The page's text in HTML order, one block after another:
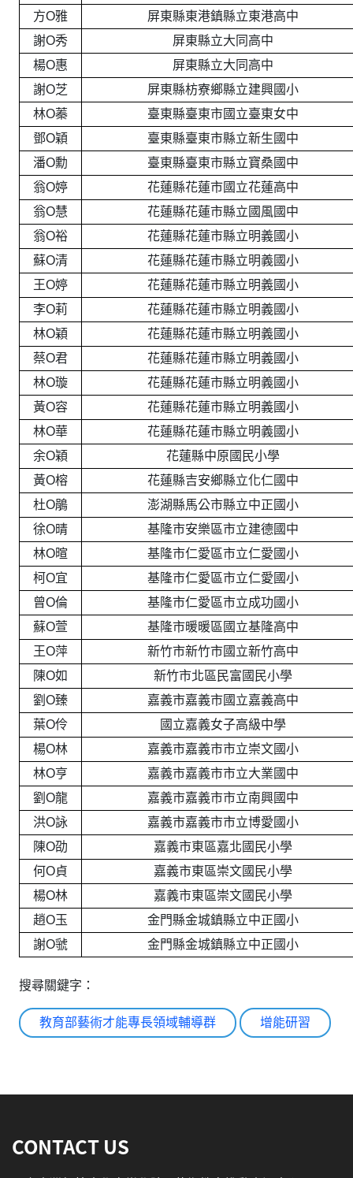
方O雅
屏東縣東港鎮縣立東港高中
謝O秀
屏東縣立大同高中
楊O惠
屏東縣立大同高中
謝O芝
屏東縣枋寮鄉縣立建興國小
林O蓁
臺東縣臺東市國立臺東女中
鄧O穎
臺東縣臺東市縣立新生國中
潘O勳
臺東縣臺東市縣立寶桑國中
翁O婷
花蓮縣花蓮市國立花蓮高中
翁O慧
花蓮縣花蓮市縣立國風國中
翁O裕
花蓮縣花蓮市縣立明義國小
蘇O清
花蓮縣花蓮市縣立明義國小
王O婷
花蓮縣花蓮市縣立明義國小
李O莉
花蓮縣花蓮市縣立明義國小
林O穎
花蓮縣花蓮市縣立明義國小
蔡O君
花蓮縣花蓮市縣立明義國小
林O璇
花蓮縣花蓮市縣立明義國小
黃O容
花蓮縣花蓮市縣立明義國小
林O華
花蓮縣花蓮市縣立明義國小
余O穎
花蓮縣中原國民小學
黃O榕
花蓮縣吉安鄉縣立化仁國中
杜O鵑
澎湖縣馬公市縣立中正國小
徐O晴
基隆市安樂區市立建德國中
林O暄
基隆市仁愛區市立仁愛國小
柯O宜
基隆市仁愛區市立仁愛國小
曾O倫
基隆市仁愛區市立成功國小
蘇O萱
基隆市暖暖區國立基隆高中
王O萍
新竹市新竹市國立新竹高中
陳O如
新竹市北區民富國民小學
劉O臻
嘉義市嘉義市國立嘉義高中
葉O伶
國立嘉義女子高級中學
楊O林
嘉義市嘉義市市立崇文國小
林O亨
嘉義市嘉義市市立大業國中
劉O龍
嘉義市嘉義市市立南興國中
洪O詠
嘉義市嘉義市市立博愛國小
陳O劭
嘉義市東區嘉北國民小學
何O貞
嘉義市東區崇文國民小學
楊O林
嘉義市東區崇文國民小學
趙O玉
金門縣金城鎮縣立中正國小
謝O虢
金門縣金城鎮縣立中正國小
搜尋關鍵字：
教育部藝術才能專長領域輔導群 增能研習
CONTACT US